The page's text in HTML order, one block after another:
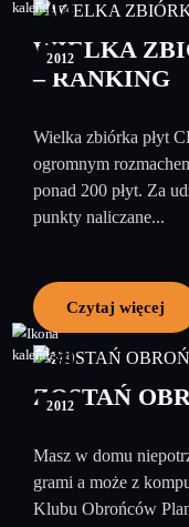
04
2012
WIELKA
– RANKING
Wielka zbiórka płyt
ogromnym
ponad 200 płyt. Za
punkty naliczane...
Czytaj więcej
30
2012
ZOSTAŃ
Masz w domu
grami a może z
Klubu Obrońców